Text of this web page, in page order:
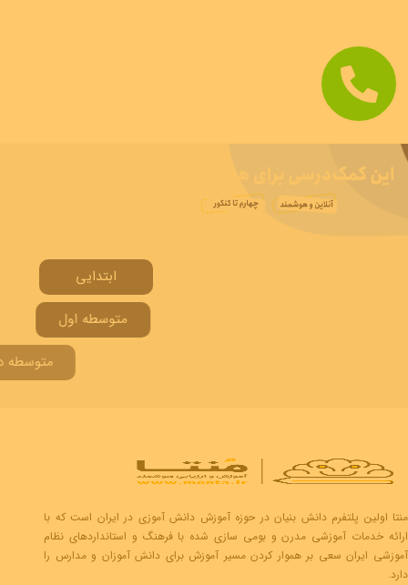
ابتدایی
متوسطه اول
منتا اولین پلتفرم دانش بنیان در حوزه آموزش دانش آموزی در ایران است که با
ارائه خدمات آموزشی مدرن و بومی سازی شده با فرهنگ و استانداردهای نظام
آموزشی ایران سعی بر هموار کردن مسیر آموزش برای دانش آموزان و مدارس را
دارد.